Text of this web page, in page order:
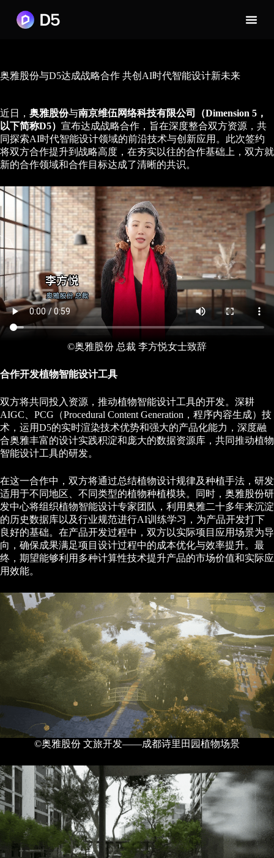
奥雅股份与D5达成战略合作 共创AI时代智能设计新未来
近日， 奥雅股份与南京维伍网络科技有限公司（Dimension 5，
以下简称D5） 宣布达成战略合作，旨在深度整合双方资源，共
同探索AI时代智能设计领域的前沿技术与创新应用。此次签约
将双方合作提升到战略高度，在夯实以往的合作基础上，双方就
新的合作领域和合作目标达成了清晰的共识。
©奥雅股份 总裁 李方悦女士致辞
合作开发植物智能设计工具
双方将共同投入资源，推动植物智能设计工具的开发。深耕
AIGC、PCG（Procedural Content Generation，程序内容生成）技
术，运用D5的实时渲染技术优势和强大的产品化能力，深度融
合奥雅丰富的设计实践积淀和庞大的数据资源库，共同推动植物
智能设计工具的研发。
在这一合作中，双方将通过总结植物设计规律及种植手法，研发
适用于不同地区、不同类型的植物种植模块。同时，奥雅股份研
发中心将组织植物智能设计专家团队，利用奥雅二十多年来沉淀
的历史数据库以及行业规范进行AI训练学习，为产品开发打下
良好的基础。在产品开发过程中，双方以实际项目应用场景为导
向，确保成果满足项目设计过程中的成本优化与效率提升。最
终，期望能够利用多种计算性技术提升产品的市场价值和实际应
用效能。
©奥雅股份 文旅开发——成都诗里田园植物场景